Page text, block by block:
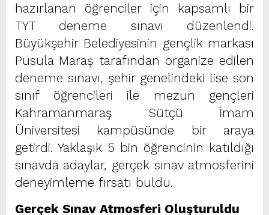
hazırlanan öğrenciler için kapsamlı bir
TYT deneme sınavı düzenlendi.
Büyükşehir Belediyesinin gençlik markası
Pusula Maraş tarafından organize edilen
deneme sınavı, şehir genelindeki lise son
sınıf öğrencileri ile mezun gençleri
Kahramanmaraş Sütçü İmam
Üniversitesi kampüsünde bir araya
getirdi. Yaklaşık 5 bin öğrencinin katıldığı
sınavda adaylar, gerçek sınav atmosferini
deneyimleme fırsatı buldu.
Gerçek Sınav Atmosferi Oluşturuldu